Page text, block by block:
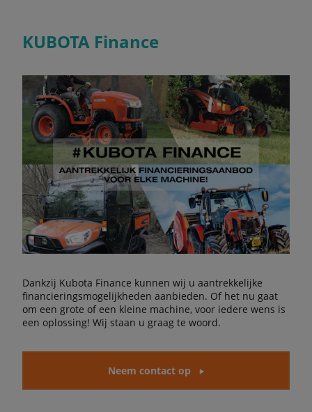
KUBOTA Finance
Dankzij Kubota Finance kunnen wij u aantrekkelijke
financieringsmogelijkheden aanbieden. Of het nu gaat
om een grote of een kleine machine, voor iedere wens is
een oplossing! Wij staan u graag te woord.
Neem contact op